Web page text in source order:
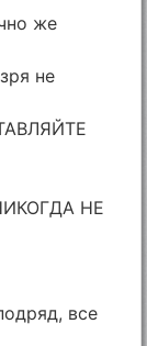
же
не
НЕ
все